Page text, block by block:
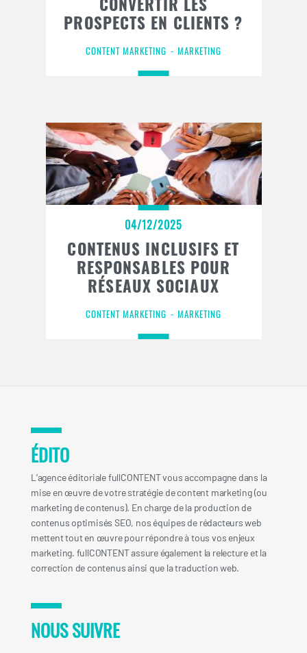
PROSPECTS EN CLIENTS ?
CONTENT MARKETING MARKETING
04/12/2025
CONTENUS INCLUSIFS ET
RESPONSABLES POUR
RÉSEAUX SOCIAUX
CONTENT MARKETING MARKETING
ÉDITO
L’agence éditoriale fullCONTENT vous accompagne dans la
mise en œuvre de votre stratégie de content marketing (ou
marketing de contenus). En charge de la production de
contenus optimisés SEO, nos équipes de rédacteurs web
mettent tout en œuvre pour répondre à tous vos enjeux
marketing. fullCONTENT assure également la relecture et la
correction de contenus ainsi que la traduction web.
NOUS SUIVRE